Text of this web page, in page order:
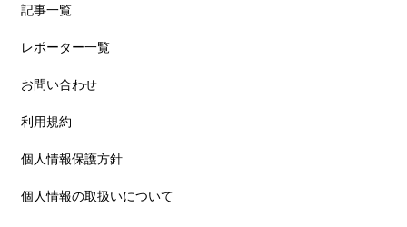
記事一覧
レポーター一覧
お問い合わせ
利用規約
個人情報保護方針
個人情報の取扱いについて